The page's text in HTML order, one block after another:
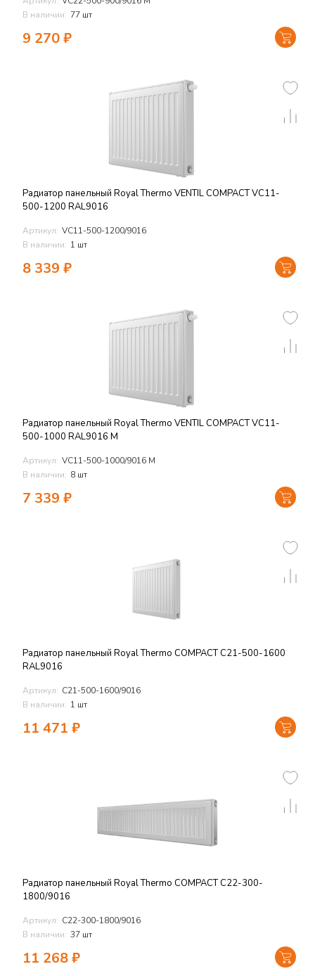
В наличии: 77 шт
9 270₽
Радиатор панельный Royal Thermo VENTIL COMPACT VC11-
500-1200 RAL9016
Артикул: VC11-500-1200/9016
В наличии: 1 шт
8 339 ₽
Радиатор панельный Royal Thermo VENTIL COMPACT VC11-
500-1000 RAL9016 M
Артикул: VC11-500-1000/9016 M
В наличии: 8 шт
7 339 ₽
Радиатор панельный Royal Thermo COMPACT C21-500-1600
RAL9016
Артикул: C21-500-1600/9016
В наличии: 1 шт
11 471 ₽
Радиатор панельный Royal Thermo COMPACT C22-300-
1800/9016
Артикул: C22-300-1800/9016
В наличии: 37 шт
11 268₽